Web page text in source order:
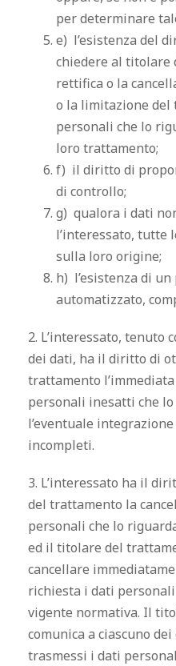
per determinare
e) l’esistenza del
chiedere al titolare
rettifica o la
o la limitazione del
personali che lo
loro trattamento;
f) il diritto di
di controllo;
g) qualora i dati
l’interessato, tutte
sulla loro origine;
h) l’esistenza di
automatizzato,
2. L’interessato, tenuto
dei dati, ha il diritto di
trattamento
personali inesatti che
l’eventuale
incompleti.
3. L’interessato ha il
del trattamento la
personali che lo
ed il titolare del
cancellare
richiesta i dati
vigente normativa. Il
comunica a ciascuno
trasmessi i dati